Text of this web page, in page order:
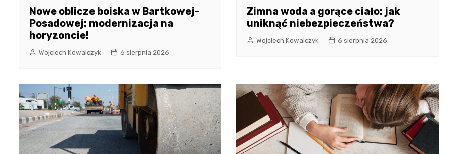
Nowe oblicze boiska w Bartkowej-
Posadowej: modernizacja na
horyzoncie!
Wojciech Kowalczyk 6 sierpnia 2026
Zimna woda a gorące ciało: jak
uniknąć niebezpieczeństwa?
Wojciech Kowalczyk 6 sierpnia 2026